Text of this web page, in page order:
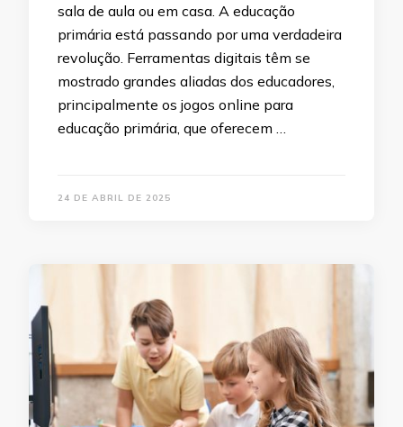
sala de aula ou em casa. A educação
primária está passando por uma verdadeira
revolução. Ferramentas digitais têm se
mostrado grandes aliadas dos educadores,
principalmente os jogos online para
educação primária, que oferecem …
24 DE ABRIL DE 2025